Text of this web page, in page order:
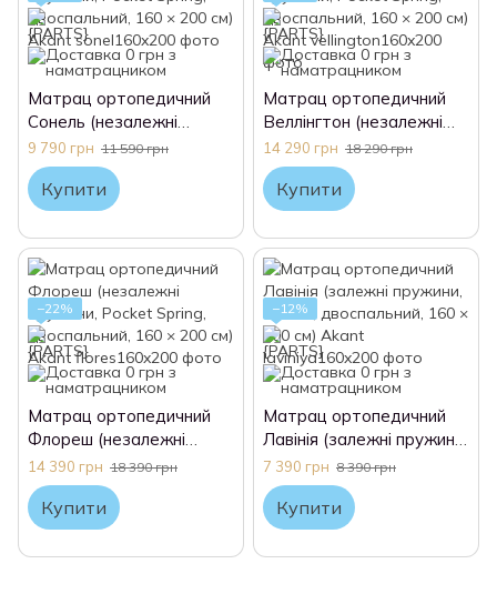
Матрац ортопедичний
Сонель (незалежні
пружини, Pocket Spring,
двоспальний, 160 × 200
см) Akant
9 790 грн 11 590 грн
Купити
Матрац ортопедичний
Веллінгтон (незалежні
пружини, Pocket Spring,
двоспальний, 160 × 200
см) Akant
14 290 грн 18 290 грн
Купити
−22%
Матрац ортопедичний
Флореш (незалежні
пружини, Pocket Spring,
двоспальний, 160 × 200
см) Akant
14 390 грн 18 390 грн
Купити
−12%
Матрац ортопедичний
Лавінія (залежні пружини,
Bonnel, двоспальний, 160
× 200 см) Akant
7 390 грн 8 390 грн
Купити